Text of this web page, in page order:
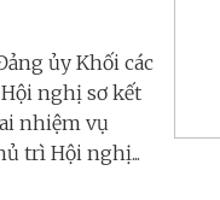
ủy Khối các
nghị sơ kết
nhiệm vụ
trì Hội nghị...